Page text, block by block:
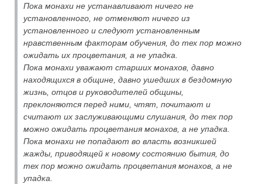
Пока монахи не устанавливают ничего не
установленного, не отменяют ничего из
установленного и следуют установленным
нравственным факторам обучения, до тех пор можно
ожидать их процветания, а не упадка.
Пока монахи уважают старших монахов, давно
находящихся в общине, давно ушедших в бездомную
жизнь, отцов и руководителей общины,
преклоняются перед ними, чтят, почитают и
считают их заслуживающими слушания, до тех пор
можно ожидать процветания монахов, а не упадка.
Пока монахи не попадают во власть возникшей
жажды, приводящей к новому состоянию бытия, до
тех пор можно ожидать процветания монахов, а не
упадка.